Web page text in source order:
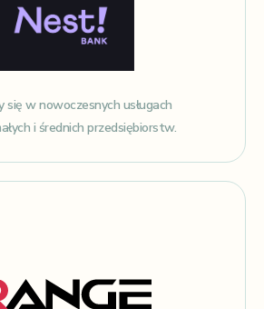
się w nowoczesnych usługach
i średnich przedsiębiorstw.